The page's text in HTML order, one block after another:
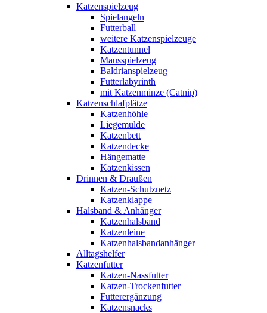
Katzenspielzeug
Spielangeln
Futterball
weitere Katzenspielzeuge
Katzentunnel
Mausspielzeug
Baldrianspielzeug
Futterlabyrinth
mit Katzenminze (Catnip)
Katzenschlafplätze
Katzenhöhle
Liegemulde
Katzenbett
Katzendecke
Hängematte
Katzenkissen
Drinnen & Draußen
Katzen-Schutznetz
Katzenklappe
Halsband & Anhänger
Katzenhalsband
Katzenleine
Katzenhalsbandanhänger
Alltagshelfer
Katzenfutter
Katzen-Nassfutter
Katzen-Trockenfutter
Futterergänzung
Katzensnacks